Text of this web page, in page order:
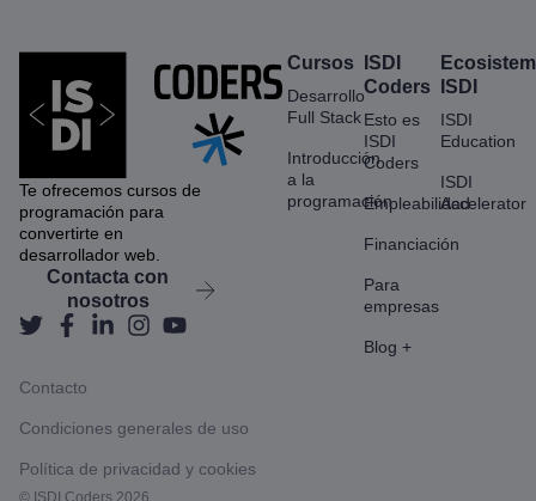
Te ofrecemos cursos de
programación para
convertirte en
desarrollador web.
Contacta con
nosotros
Cursos
Desarrollo
Full Stack
Introducción
a la
programación
ISDI
Coders
Esto es
ISDI
Coders
Empleabilidad
Financiación
Para
empresas
Blog +
ISDI
ISDI
Education
ISDI
Accelerator
© ISDI Coders 2026
Contacto
Condiciones generales de uso
Política de privacidad y cookies